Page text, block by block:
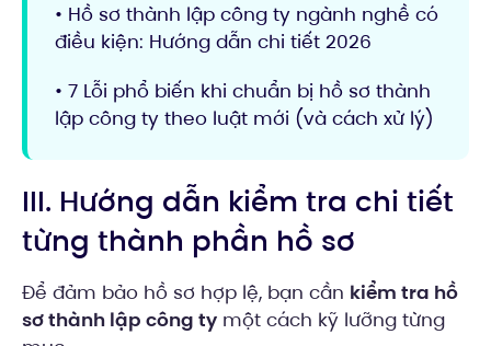
• Hồ sơ thành lập công ty ngành nghề có
điều kiện: Hướng dẫn chi tiết 2026
• 7 Lỗi phổ biến khi chuẩn bị hồ sơ thành
lập công ty theo luật mới (và cách xử lý)
III. Hướng dẫn kiểm tra chi tiết
từng thành phần hồ sơ
Để đảm bảo hồ sơ hợp lệ, bạn cần kiểm tra hồ
sơ thành lập công ty một cách kỹ lưỡng từng